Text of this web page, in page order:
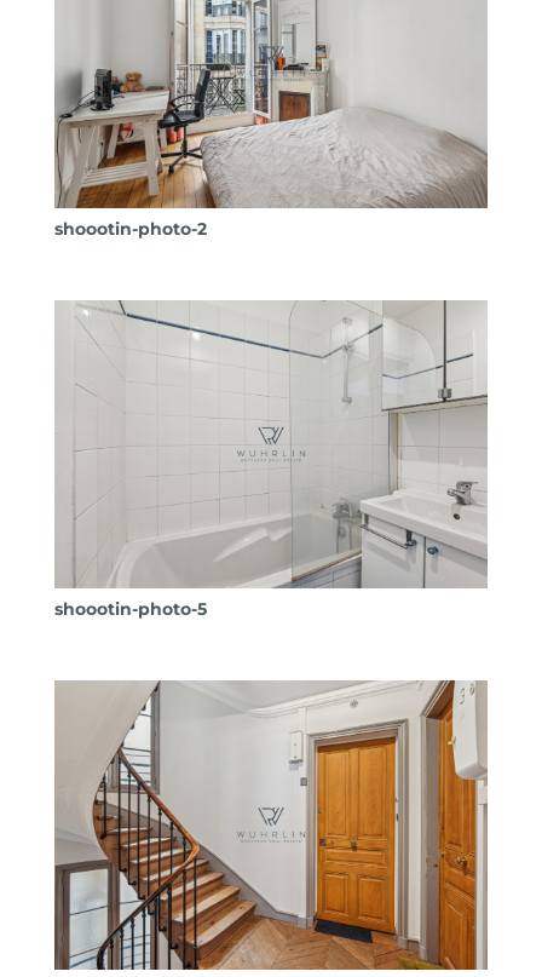
shoootin-photo-2
shoootin-photo-5